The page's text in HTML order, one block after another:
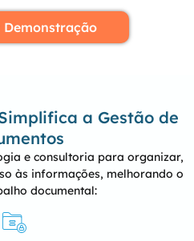
a Gestão de
e consultoria para organizar,
às informações, melhorando o
documental: